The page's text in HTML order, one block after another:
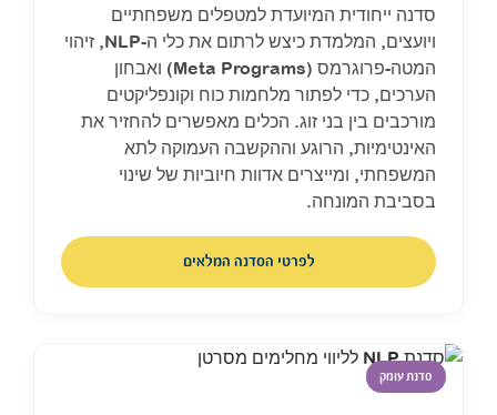
סדנה ייחודית המיועדת למטפלים משפחתיים
ויועצים, המלמדת כיצש לרתום את כלי ה-NLP, זיהוי
המטה-פרוגרמס (Meta Programs) ואבחון
הערכים, כדי לפתור מלחמות כוח וקונפליקטים
מורכבים בין בני זוג. הכלים מאפשרים להחזיר את
האינטימיות, הרוגע וההקשבה העמוקה לתא
המשפחתי, ומייצרים אדוות חיוביות של שינוי
בסביבת המונחה.
לפרטי הסדנה המלאים
סדנת עומק